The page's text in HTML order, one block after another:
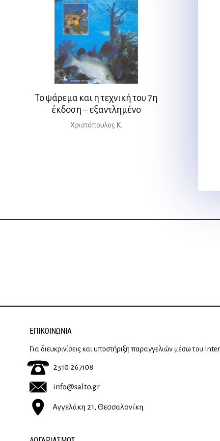
Το ψάρεμα και η τεχνική του 7η
έκδοση – εξαντλημένο
Χριστόπουλος Κ.
ΕΠΙΚΟΙΝΩΝΊΑ
Για διευκρινίσεις και υποστήριξη παραγγελιών μέσω του
2310 267108
info@salto.gr
Αγγελάκη 21, Θεσσαλονίκη